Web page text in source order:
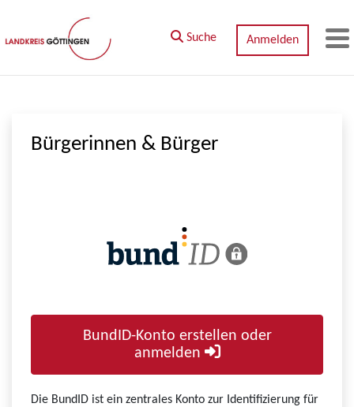
Zum Hauptinhalt springen
Suche Anmelden
Bürgerinnen & Bürger
BundID-Konto erstellen oder
anmelden
Die BundID ist ein zentrales Konto zur Identifizierung für